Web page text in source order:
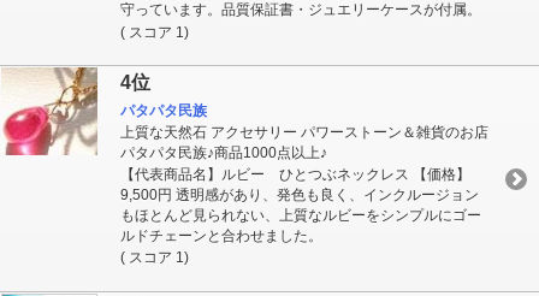
守っています。品質保証書・ジュエリーケースが付属。
( スコア 1)
4位
パタパタ民族
上質な天然石 アクセサリー パワーストーン＆雑貨のお店
パタパタ民族♪商品1000点以上♪
【代表商品名】ルビー ひとつぶネックレス 【価格】
9,500円 透明感があり、発色も良く、インクルージョン
もほとんど見られない、上質なルビーをシンプルにゴー
ルドチェーンと合わせました。
( スコア 1)